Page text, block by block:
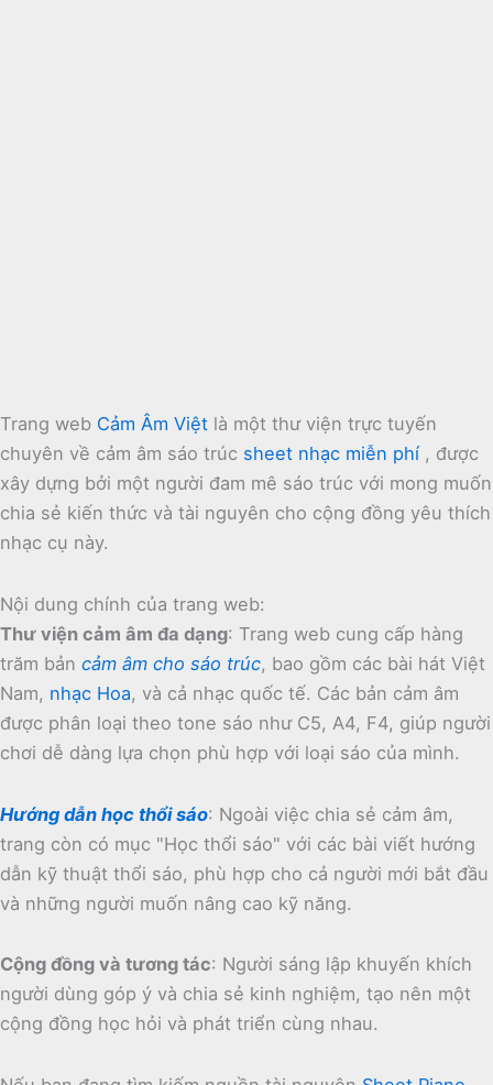
Trang web Cảm Âm Việt là một thư viện trực tuyến
chuyên về cảm âm sáo trúc sheet nhạc miễn phí , được
xây dựng bởi một người đam mê sáo trúc với mong muốn
chia sẻ kiến thức và tài nguyên cho cộng đồng yêu thích
nhạc cụ này.
Nội dung chính của trang web:
Thư viện cảm âm đa dạng: Trang web cung cấp hàng
trăm bản cảm âm cho sáo trúc, bao gồm các bài hát Việt
Nam, nhạc Hoa, và cả nhạc quốc tế. Các bản cảm âm
được phân loại theo tone sáo như C5, A4, F4, giúp người
chơi dễ dàng lựa chọn phù hợp với loại sáo của mình.
Hướng dẫn học thổi sáo: Ngoài việc chia sẻ cảm âm,
trang còn có mục "Học thổi sáo" với các bài viết hướng
dẫn kỹ thuật thổi sáo, phù hợp cho cả người mới bắt đầu
và những người muốn nâng cao kỹ năng.
Cộng đồng và tương tác: Người sáng lập khuyến khích
người dùng góp ý và chia sẻ kinh nghiệm, tạo nên một
cộng đồng học hỏi và phát triển cùng nhau.